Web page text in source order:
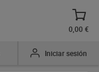
0,00 €
Iniciar sesión